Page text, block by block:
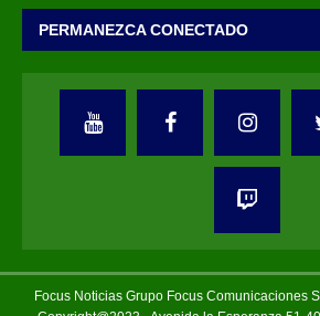
PERMANEZCA CONECTADO
Focus Noticias Grupo Focus Comunicaciones